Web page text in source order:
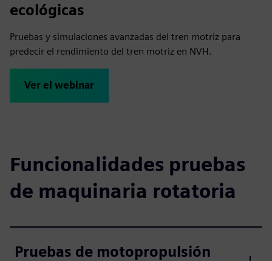
ecológicas
Pruebas y simulaciones avanzadas del tren motriz para
predecir el rendimiento del tren motriz en NVH.
Ver el webinar
Funcionalidades pruebas
de maquinaria rotatoria
Pruebas de motopropulsión